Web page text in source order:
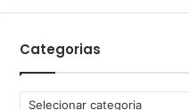
Categorias